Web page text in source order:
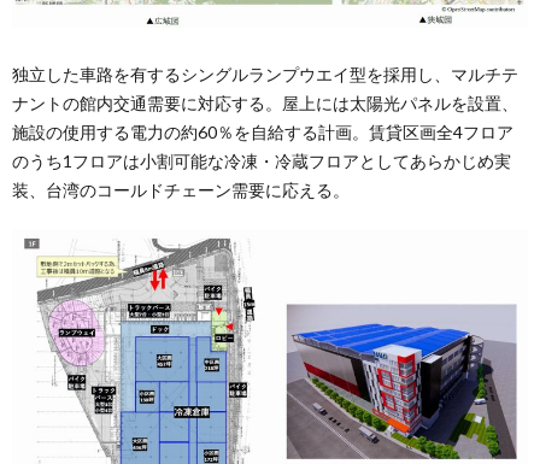
独立した車路を有するシングルランプウエイ型を採用し、マルチテ
ナントの館内交通需要に対応する。屋上には太陽光パネルを設置、
施設の使用する電力の約60％を自給する計画。賃貸区画全4フロア
のうち1フロアは小割可能な冷凍・冷蔵フロアとしてあらかじめ実
装、台湾のコールドチェーン需要に応える。